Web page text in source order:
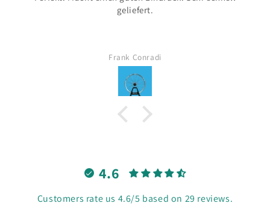
geliefert.
Frank Conradi
4.6
Customers rate us 4.6/5 based on 29 reviews.